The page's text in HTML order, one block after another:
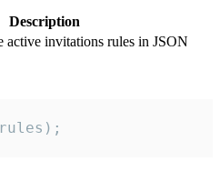
Description
active invitations rules in JSON